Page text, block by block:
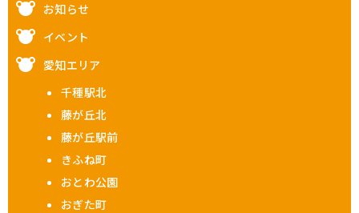
お知らせ
イベント
愛知エリア
千種駅北
藤が丘北
藤が丘駅前
きふね町
おとわ公園
おぎた町